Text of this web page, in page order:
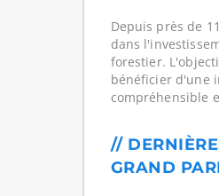
Depuis près de
dans
forestier.
bénéficier d'une
compréhensible
//
GRAND